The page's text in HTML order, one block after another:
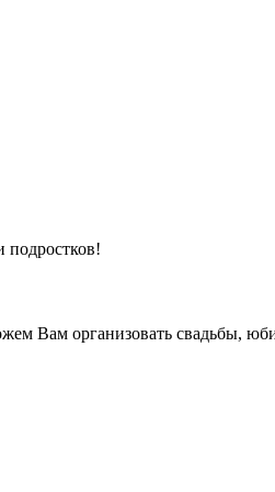
подростков!
Вам организовать свадьбы,